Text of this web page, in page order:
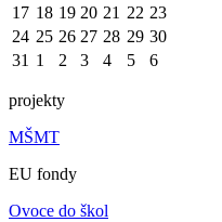
17 18 19 20 21 22 23
24 25 26 27 28 29 30
31 1 2 3 4 5 6
projekty
MŠMT
EU fondy
Ovoce do škol